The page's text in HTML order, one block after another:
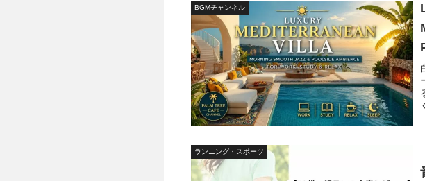
BGMチャンネル
ランニング・スポーツ